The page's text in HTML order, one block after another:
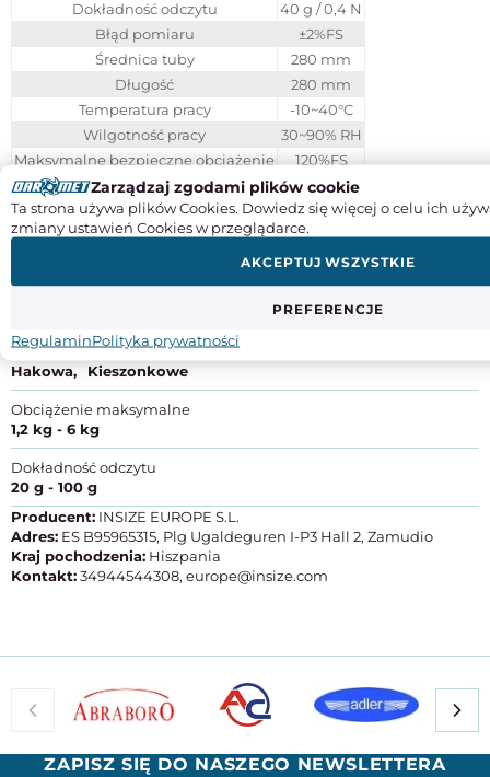
Dokładność odczytu
40 g / 0,4 N
Błąd pomiaru
±2%FS
Średnica tuby
280 mm
Długość
280 mm
Temperatura pracy
-10~40°C
Wilgotność pracy
30~90% RH
Maksymalne bezpieczne obciążenie
120%FS
Limit przeciążenia
240%FS
Waga
0,28 kg
SPECYFIKACJA PRODUKTU
Typ
Hakowa
Kieszonkowe
Obciążenie maksymalne
1,2 kg - 6 kg
Dokładność odczytu
20 g - 100 g
Producent: INSIZE EUROPE S.L.
Adres: ES B95965315, Plg Ugaldeguren I-P3 Hall 2, Zamudio
Kraj pochodzenia: Hiszpania
Kontakt:34944544308, europe@insize.com
ZAPISZ SIĘ DO NASZEGO NEWSLETTERA
Zarządzaj zgodami plików cookie
Ta strona używa plików Cookies. Dowiedz się więcej o celu ich
zmiany ustawień Cookies w przeglądarce.
PREFERENCJE
AKCEPTUJ WSZYSTKIE
RegulaminPolityka prywatności